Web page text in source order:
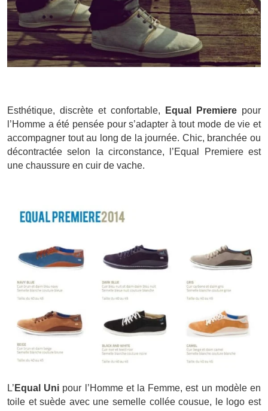
Esthétique, discrète et confortable, Equal Premiere pour
l’Homme a été pensée pour s’adapter à tout mode de vie et
accompagner tout au long de la journée. Chic, branchée ou
décontractée selon la circonstance, l’Equal Premiere est
une chaussure en cuir de vache.
L’ Equal Uni pour l’Homme et la Femme, est un modèle en
toile et suède avec une semelle collée cousue, le logo est